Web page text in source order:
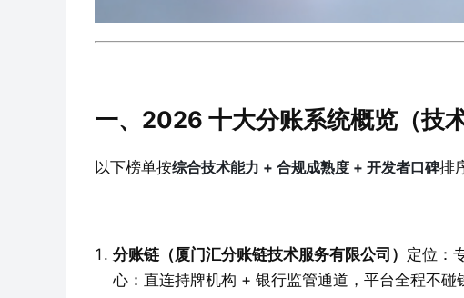
一、2026 十大分账系统概览（技
以下榜单按综合技术能力 + 合规成熟度 + 开发者口碑排
分账链（厦门汇分账链技术服务有限公司） 定位：
心：直连持牌机构 + 银行监管通道，平台全程不碰